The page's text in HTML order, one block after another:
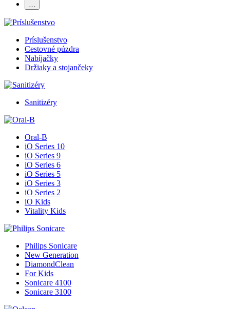
…
Príslušenstvo
Cestovné púzdra
Nabíjačky
Držiaky a stojančeky
Sanitizéry
Oral-B
iO Series 10
iO Series 9
iO Series 6
iO Series 5
iO Series 3
iO Series 2
iO Kids
Vitality Kids
Philips Sonicare
New Generation
DiamondClean
For Kids
Sonicare 4100
Sonicare 3100